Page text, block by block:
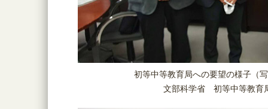
初等中等教育局への要望の様子（
文部科学省 初等中等教育